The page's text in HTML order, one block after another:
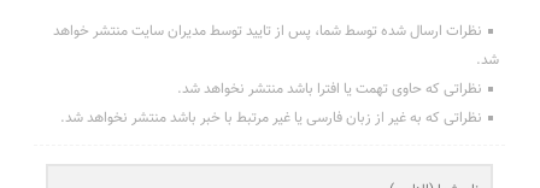
نظرات ارسال شده توسط شما، پس از تایید توسط مدیران سایت منتشر خواهد
شد.
نظراتی که حاوی تهمت یا افترا باشد منتشر نخواهد شد.
نظراتی که به غیر از زبان فارسی یا غیر مرتبط با خبر باشد منتشر نخواهد شد.